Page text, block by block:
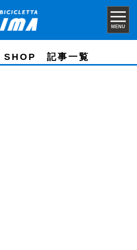
MENU
SHOP 記事一覧